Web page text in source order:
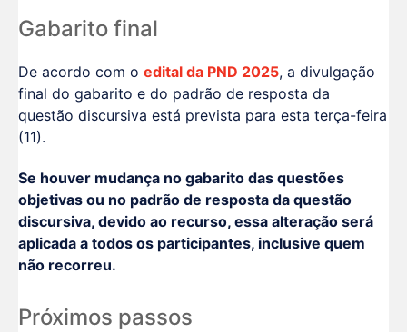
Gabarito final
De acordo com o edital da PND 2025, a divulgação
final do gabarito e do padrão de resposta da
questão discursiva está prevista para esta terça-feira
(11).
Se houver mudança no gabarito das questões
objetivas ou no padrão de resposta da questão
discursiva, devido ao recurso, essa alteração será
aplicada a todos os participantes, inclusive quem
não recorreu.
Próximos passos